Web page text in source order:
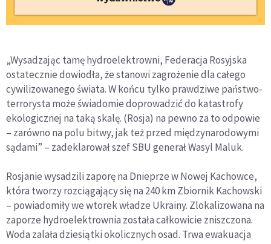
„Wysadzając tamę hydroelektrowni, Federacja Rosyjska
ostatecznie dowiodła, że stanowi zagrożenie dla całego
cywilizowanego świata. W końcu tylko prawdziwe państwo-
terrorysta może świadomie doprowadzić do katastrofy
ekologicznej na taką skalę. (Rosja) na pewno za to odpowie
– zarówno na polu bitwy, jak też przed międzynarodowymi
sądami” – zadeklarował szef SBU generał Wasyl Maluk.
Rosjanie wysadzili zaporę na Dnieprze w Nowej Kachowce,
która tworzy rozciągający się na 240 km Zbiornik Kachowski
– powiadomiły we wtorek władze Ukrainy. Zlokalizowana na
zaporze hydroelektrownia została całkowicie zniszczona.
Woda zalała dziesiątki okolicznych osad. Trwa ewakuacja